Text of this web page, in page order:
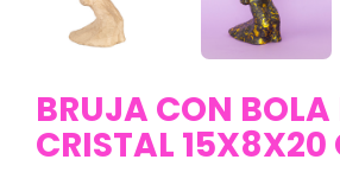
BRUJA CON BOLA
CRISTAL 15X8X20